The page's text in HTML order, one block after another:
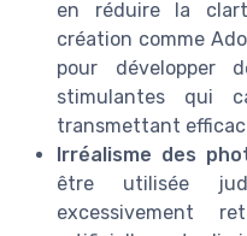
en réduire la
création comme
pour développer
stimulantes qui
transmettant
Irréalisme des
être utilisée
excessivement